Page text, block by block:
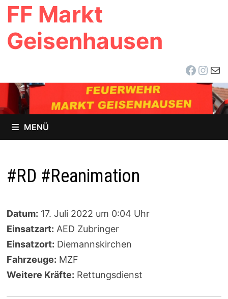
Zum
Inhalt
springen
FF Markt
Geisenhausen
E-
MENÜ
#RD #Reanimation
Datum: 17. Juli 2022 um 0:04 Uhr
Einsatzart: AED Zubringer
Einsatzort: Diemannskirchen
Fahrzeuge: MZF
Weitere Kräfte: Rettungsdienst